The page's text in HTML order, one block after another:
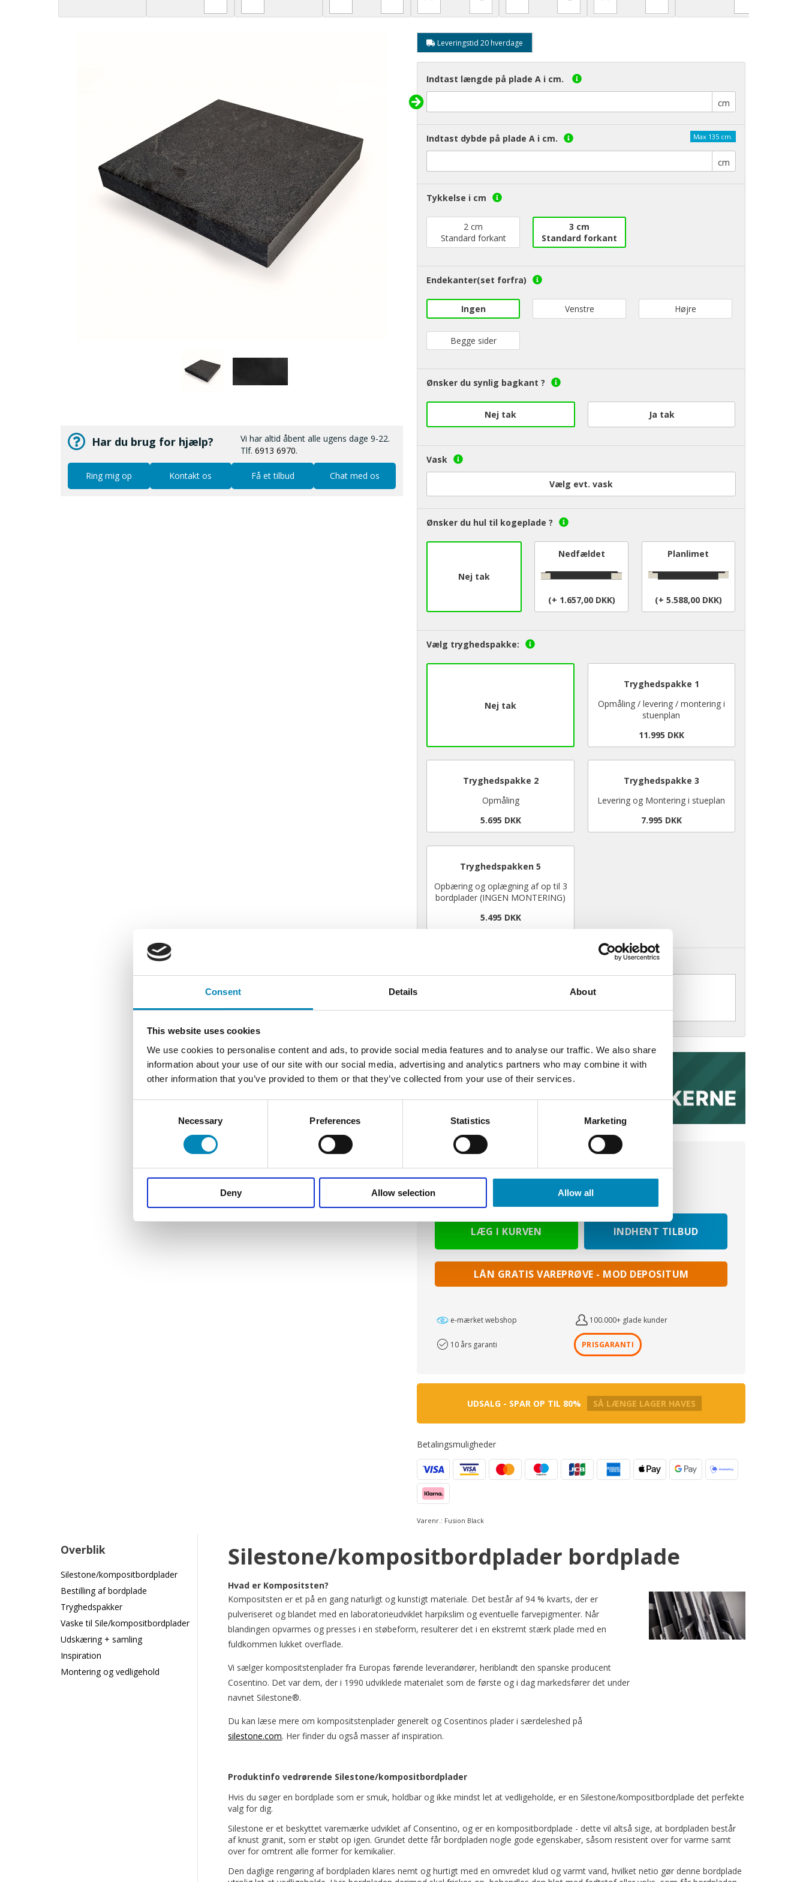
Consent Details About
This website uses cookies
We use cookies to personalise content and ads, to provide social media features and to analyse our traffic. We also share
information about your use of our site with our social media, advertising and analytics partners who may combine it with
other information that you’ve provided to them or that they’ve collected from your use of their services.
Necessary Preferences Statistics Marketing
Deny Allow selection Allow all
Har du brug for hjælp?
Vi har altid åbent alle ugens dage 9-22.
Tlf.6913 6970.
Ring mig op Kontakt os Få et tilbud Chat med os
Leveringstid 20 hverdage
Indtast længde på plade A i cm.
cm
Indtast dybde på plade A i cm. Max 135 cm.
cm
Tykkelse i cm
2 cm
Standard forkant
3 cm
Standard forkant
Endekanter(set forfra)
Ingen Venstre Højre
Begge sider
Ønsker du synlig bagkant ?
Nej tak Ja tak
Vask
Vælg evt. vask
Ønsker du hul til kogeplade ?
Nej tak
Nedfældet
(+ 1.657,00 DKK)
Planlimet
(+ 5.588,00 DKK)
Vælg tryghedspakke:
Nej tak
Tryghedspakke 1
Opmåling / levering / montering i
stuenplan
11.995 DKK
Tryghedspakke 2
Opmåling
5.695 DKK
Tryghedspakke 3
Levering og Montering i stueplan
7.995 DKK
Tryghedspakken 5
Opbæring og oplægning af op til 3
bordplader (INGEN MONTERING)
5.495 DKK
3.486,00 DKK
INDHENT TILBUD
LÅN GRATIS VAREPRØVE - MOD DEPOSITUM
e-mærket webshop 100.000+ glade kunder
10 års garanti PRISGARANTI
UDSALG - SPAR OP TIL 80% SÅ LÆNGE LAGER HAVES
Betalingsmuligheder
Varenr.: Fusion Black
Overblik
Silestone/kompositbordplader
Bestilling af bordplade
Tryghedspakker
Vaske til Sile/kompositbordplader
Udskæring + samling
Inspiration
Montering og vedligehold
Silestone/kompositbordplader bordplade
Hvad er Kompositsten?
Kompositsten er et på en gang naturligt og kunstigt materiale. Det består af 94 % kvarts, der er
pulveriseret og blandet med en laboratorieudviklet harpikslim og eventuelle farvepigmenter. Når
blandingen opvarmes og presses i en støbeform, resulterer det i en ekstremt stærk plade med en
fuldkommen lukket overflade.
Vi sælger kompositstenplader fra Europas førende leverandører, heriblandt den spanske producent
Cosentino. Det var dem, der i 1990 udviklede materialet som de første og i dag markedsfører det under
navnet Silestone®.
Du kan læse mere om kompositstenplader generelt og Cosentinos plader i særdeleshed på
silestone.com. Her finder du også masser af inspiration.
Produktinfo vedrørende Silestone/kompositbordplader
Hvis du søger en bordplade som er smuk, holdbar og ikke mindst let at vedligeholde, er en Silestone/kompositbordplade det perfekte
valg for dig.
Silestone er et beskyttet varemærke udviklet af Consentino, og er en kompositbordplade - dette vil altså sige, at bordpladen består
af knust granit, som er støbt op igen. Grundet dette får bordpladen nogle gode egenskaber, såsom resistent over for varme samt
over for omtrent alle former for kemikalier.
Den daglige rengøring af bordpladen klares nemt og hurtigt med en omvredet klud og varmt vand, hvilket netio gør denne bordplade